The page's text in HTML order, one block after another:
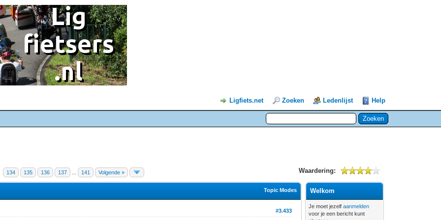
Ligfiets.net Zoeken Ledenlijst Help
134 135 136 137 141 Volgende » Waardering:
Topic Modes
#3.433
Welkom
Je moet jezelfaanmelden
voor je een bericht kunt